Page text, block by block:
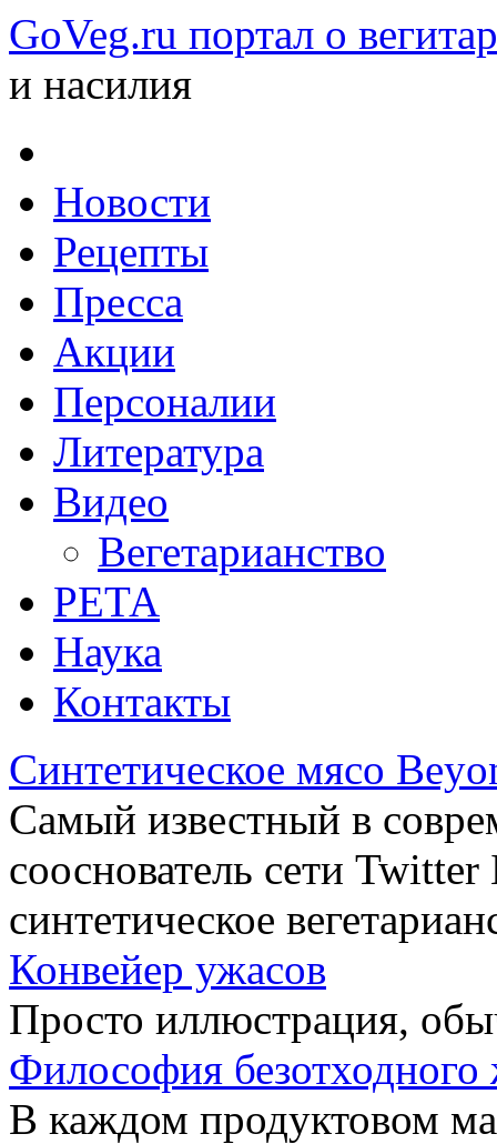
GoVeg.ru портал о
и насилия
Новости
Рецепты
Пресса
Акции
Персоналии
Литература
Видео
Вегетарианство
РЕТА
Наука
Контакты
Синтетическое мясо
Самый известный в
сооснователь сети
синтетическое
Конвейер ужасов
Просто иллюстрация,
Философия безотходного
В каждом продуктовом